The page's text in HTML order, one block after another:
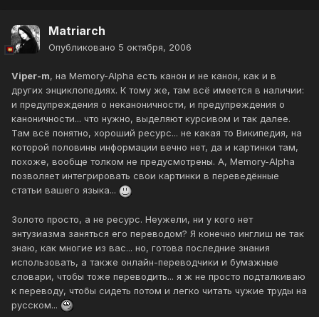
Matriarch
Опубликовано 5 октября, 2006
Viper-m, на Memory-Alpha есть канон и не канон, как и в
других энциклопедиях. К тому же, там всё имеется в наличии:
и предупреждения о неканоничности, и предупреждения о
каноничности... что нужно, выделяют курсивом и так далее.
Там всё понятно, хороший ресурс... не какая то Википедия, на
которой половины информации вечно нет, да и картинки там,
похоже, вообще толком не предусмотрены. А, Memory-Alpha
позволяет интегрировать свои картинки в переведённые
статьи вашего языка...
Золото просто, а не ресурс. Неужели, ни у кого нет
энтузиазма заняться его переводом? Я конечно инглиш не так
знаю, как многие из вас... но, готова последние знания
использовать, а также онлайн-переводчики и бумажные
словари, чтобы тоже переводить... я ж не просто подталкиваю
к переводу, чтобы сидеть потом и легко читать чужие труды на
русском...